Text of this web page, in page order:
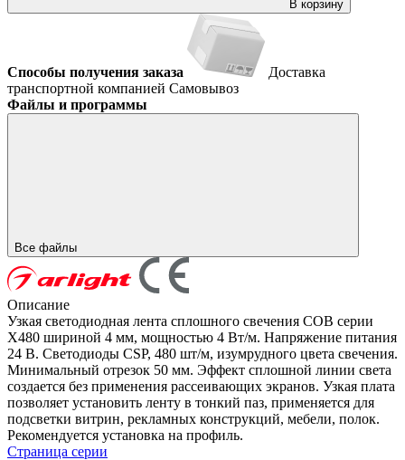
В корзину
Способы получения заказа
Доставка
транспортной компанией Самовывоз
Файлы и программы
Все файлы
Описание
Узкая светодиодная лента сплошного свечения COB серии
X480 шириной 4 мм, мощностью 4 Вт/м. Напряжение питания
24 В. Светодиоды CSP, 480 шт/м, изумрудного цвета свечения.
Минимальный отрезок 50 мм. Эффект сплошной линии света
создается без применения рассеивающих экранов. Узкая плата
позволяет установить ленту в тонкий паз, применяется для
подсветки витрин, рекламных конструкций, мебели, полок.
Рекомендуется установка на профиль.
Страница серии